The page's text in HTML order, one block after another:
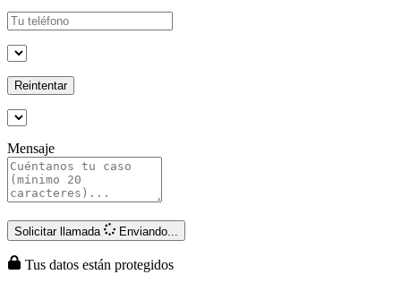
Reintentar
Mensaje
Solicitar llamada Enviando...
Tus datos están protegidos